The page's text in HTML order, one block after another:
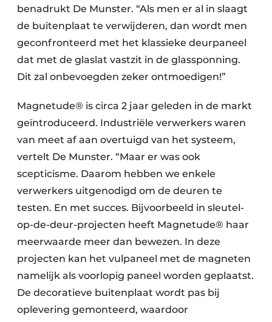
benadrukt De Munster. “Als men er al in slaagt
de buitenplaat te verwijderen, dan wordt men
geconfronteerd met het klassieke deurpaneel
dat met de glaslat vastzit in de glassponning.
Dit zal onbevoegden zeker ontmoedigen!”
Magnetude® is circa 2 jaar geleden in de markt
geïntroduceerd. Industriële verwerkers waren
van meet af aan overtuigd van het systeem,
vertelt De Munster. “Maar er was ook
scepticisme. Daarom hebben we enkele
verwerkers uitgenodigd om de deuren te
testen. En met succes. Bijvoorbeeld in sleutel-
op-de-deur-projecten heeft Magnetude® haar
meerwaarde meer dan bewezen. In deze
projecten kan het vulpaneel met de magneten
namelijk als voorlopig paneel worden geplaatst.
De decoratieve buitenplaat wordt pas bij
oplevering gemonteerd, waardoor